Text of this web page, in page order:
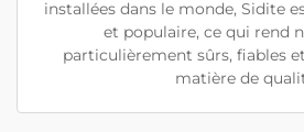
installées dans le monde, Sidite
et populaire, ce qui rend
particulièrement sûrs, fiables
matière de